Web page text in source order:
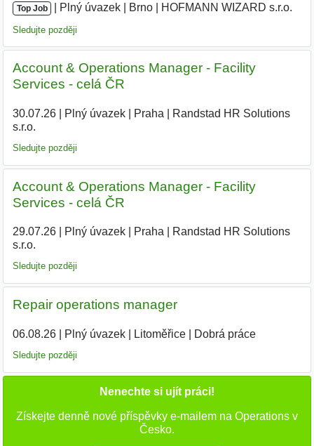
Top Job Plný úvazek Brno HOFMANN WIZARD s.r.o.
Sledujte později
Account & Operations Manager - Facility
Services - celá ČR
30.07.26| Plný úvazek| Praha
Randstad HR Solutions
s.r.o.
Sledujte později
Account & Operations Manager - Facility
Services - celá ČR
29.07.26| Plný úvazek| Praha
Randstad HR Solutions
s.r.o.
Sledujte později
Repair operations manager
06.08.26| Plný úvazek| Litoměřice| Dobrá práce
Sledujte později
Nenechte si ujít práci!
Získejte denně nové příspěvky e-mailem na Operations v
Česko.